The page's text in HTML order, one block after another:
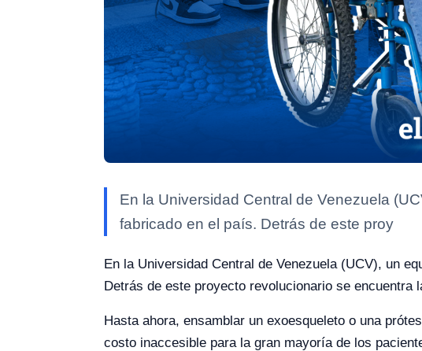
En la Universidad Central de Venezuela
fabricado en el país. Detrás de este proy
En la Universidad Central de Venezuela (UCV), un
Detrás de este proyecto revolucionario se
Hasta ahora, ensamblar un exoesqueleto o una
costo inaccesible para la gran mayoría de los